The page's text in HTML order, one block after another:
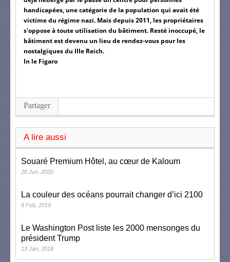
handicapées, une catégorie de la population qui avait été
victime du régime nazi. Mais depuis 2011, les propriétaires
s'oppose à toute utilisation du bâtiment. Resté inoccupé, le
bâtiment est devenu un lieu de rendez-vous pour les
nostalgiques du IIIe Reich.
In le Figaro
Partager
A lire aussi
Souaré Premium Hôtel, au cœur de Kaloum
20 Jun, 2020
La couleur des océans pourrait changer d’ici 2100
6 Feb, 2019
Le Washington Post liste les 2000 mensonges du
président Trump
13 Jan, 2018